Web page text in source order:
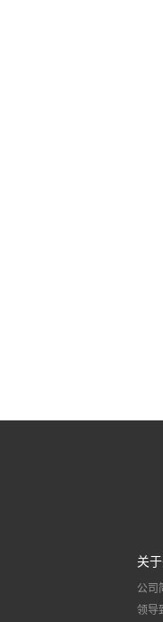
关
公司
领导